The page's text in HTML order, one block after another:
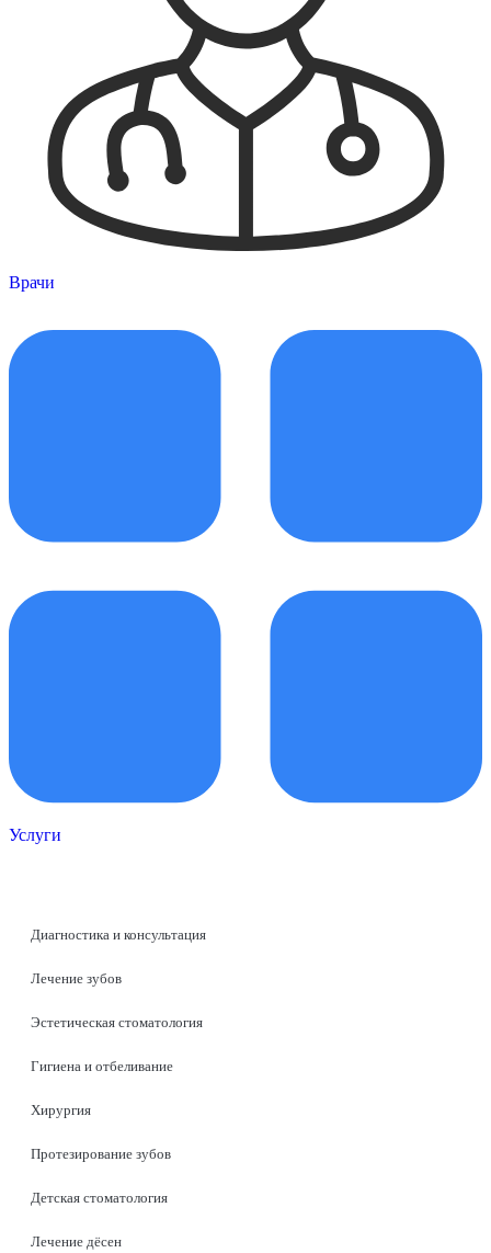
Врачи
Услуги
Диагностика и консультация
Лечение зубов
Эстетическая стоматология
Гигиена и отбеливание
Хирургия
Протезирование зубов
Детская стоматология
Лечение дёсен